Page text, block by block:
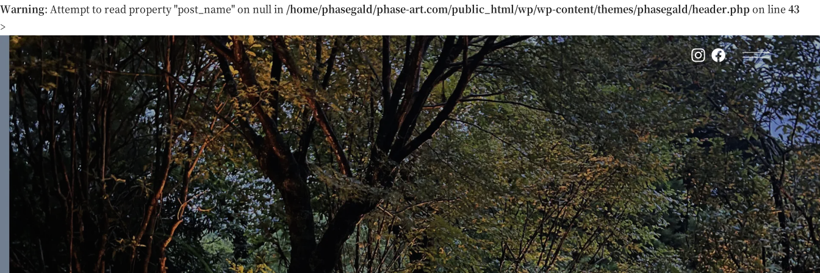
Warning: Attempt to read property "post_name" on null in /home/phasegald/phase-art.com/public_html/wp/wp-content/themes/phasegald/header.php on line 43
>